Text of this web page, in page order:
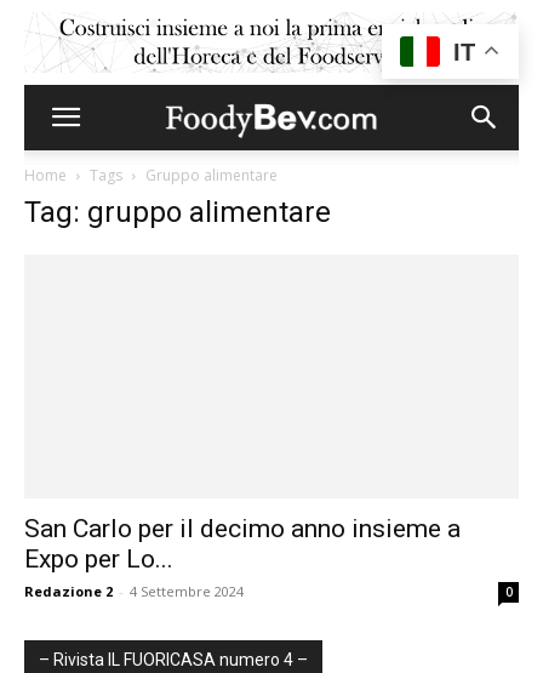
Home Tags Gruppo alimentare
Tag: gruppo alimentare
San Carlo per il decimo anno insieme a
Expo per Lo...
Redazione 2 - 4 Settembre 2024 0
– Rivista IL FUORICASA numero 4 –
IT